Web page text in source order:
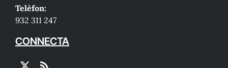
Telèfon:
932 311 247
CONNECTA